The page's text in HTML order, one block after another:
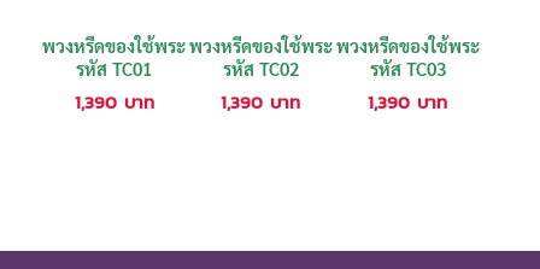
พวงหรีดของใช้พระ
รหัส TC01
1,390 บาท
พวงหรีดของใช้พระ
รหัส TC02
1,390 บาท
พวงหรีดของใช้พระ
รหัส TC03
1,390 บาท